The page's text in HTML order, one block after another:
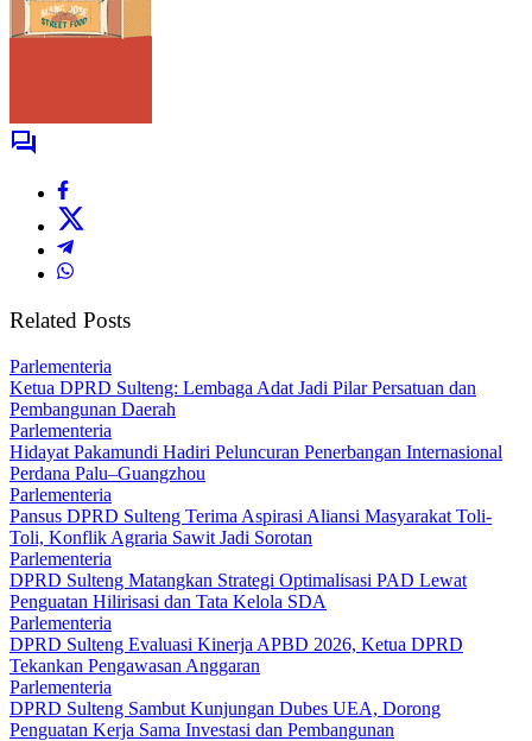
Related Posts
Parlementeria
Ketua DPRD Sulteng: Lembaga Adat Jadi Pilar Persatuan dan
Pembangunan Daerah
Parlementeria
Hidayat Pakamundi Hadiri Peluncuran Penerbangan Internasional
Perdana Palu–Guangzhou
Parlementeria
Pansus DPRD Sulteng Terima Aspirasi Aliansi Masyarakat Toli-
Toli, Konflik Agraria Sawit Jadi Sorotan
Parlementeria
DPRD Sulteng Matangkan Strategi Optimalisasi PAD Lewat
Penguatan Hilirisasi dan Tata Kelola SDA
Parlementeria
DPRD Sulteng Evaluasi Kinerja APBD 2026, Ketua DPRD
Tekankan Pengawasan Anggaran
Parlementeria
DPRD Sulteng Sambut Kunjungan Dubes UEA, Dorong
Penguatan Kerja Sama Investasi dan Pembangunan